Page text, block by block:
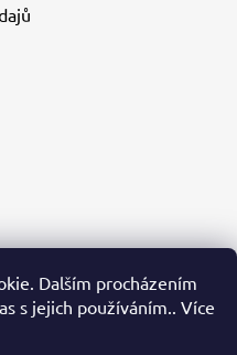
Dalším procházením
s jejich používáním.. Více